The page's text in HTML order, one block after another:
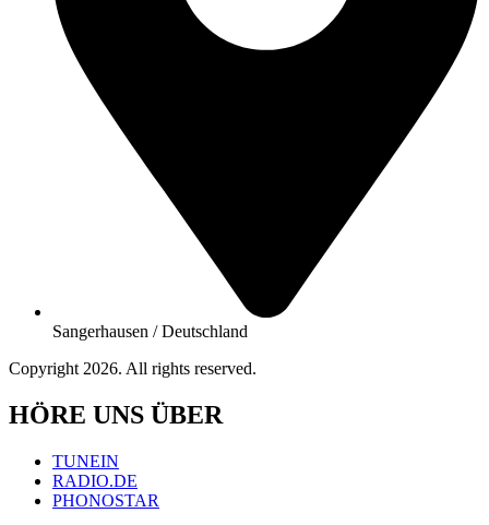
Sangerhausen / Deutschland
Copyright 2026. All rights reserved.
HÖRE UNS ÜBER
TUNEIN
RADIO.DE
PHONOSTAR